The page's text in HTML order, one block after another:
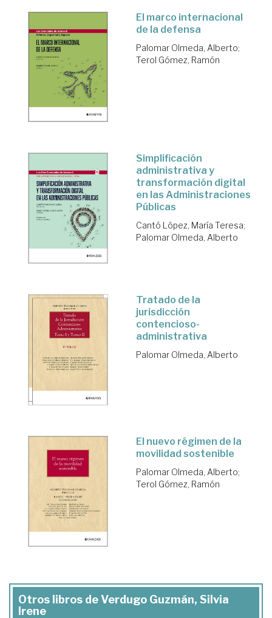
El marco internacional
de la defensa
Palomar Olmeda, Alberto;
Terol Gómez, Ramón
Simplificación
administrativa y
transformación digital
en las Administraciones
Públicas
Cantó López, María Teresa;
Palomar Olmeda, Alberto
Tratado de la
jurisdicción
contencioso-
administrativa
Palomar Olmeda, Alberto
El nuevo régimen de la
movilidad sostenible
Palomar Olmeda, Alberto;
Terol Gómez, Ramón
Otros libros de Verdugo Guzmán, Silvia
Irene